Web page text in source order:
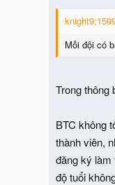
Mỗi đội có
Trong thông
BTC không
thành viên,
đăng ký làm
độ tuổi